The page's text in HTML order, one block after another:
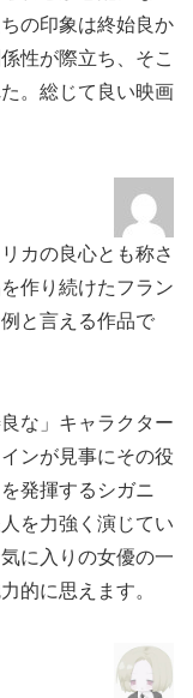
の印象は終始良か
性が際立ち、そこ
。総じて良い映画
カの良心とも称さ
作り続けたフラン
と言える作品で
な」キャラクター
ンが見事にその役
発揮するシガニ
を力強く演じてい
に入りの女優の一
的に思えます。